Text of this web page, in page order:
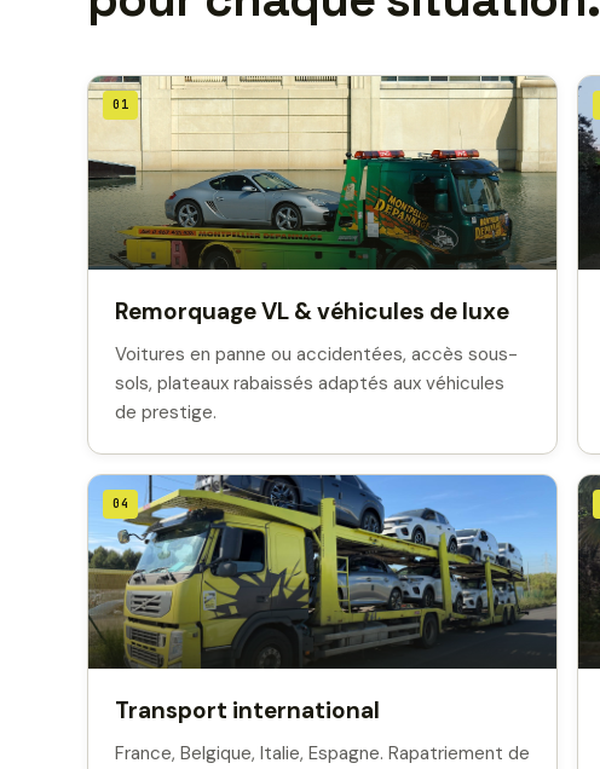
01
Remorquage VL & véhicules de luxe
Voitures en panne ou accidentées, accès sous-
sols, plateaux rabaissés adaptés aux véhicules
de prestige.
04
Transport international
France, Belgique, Italie, Espagne. Rapatriement de